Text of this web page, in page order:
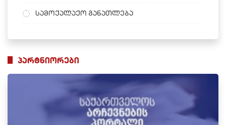
სამოქალაქო განათლება
პარტნიორები